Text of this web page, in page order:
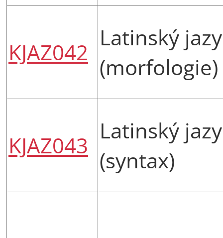
KJAZ042
Latinský
(morfologie)
KJAZ043
Latinský
(syntax)